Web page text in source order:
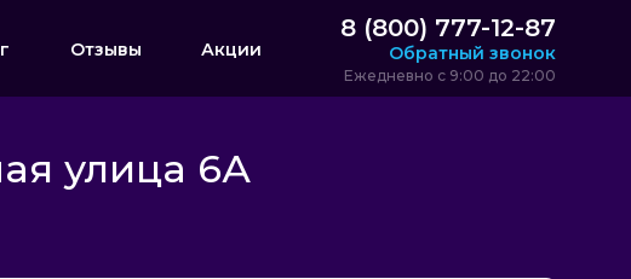
Отзывы Акции
8 (800) 777-12-87
Обратный звонок
Ежедневно с 9:00 до 22:00
улица 6А